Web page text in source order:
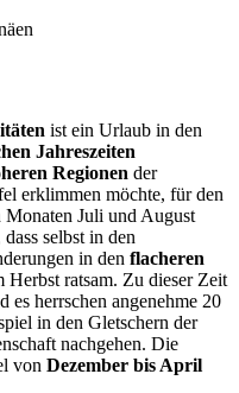
ist ein Urlaub in den
Jahreszeiten
Regionen der
erklimmen möchte, für den
Monaten Juli und August
selbst in den
in den flacheren
Herbst ratsam. Zu dieser Zeit
es herrschen angenehme 20
in den Gletschern der
nachgehen. Die
von Dezember bis April